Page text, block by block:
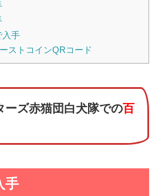
手
ストコインQRコード
ーズ赤猫団白犬隊での百
手